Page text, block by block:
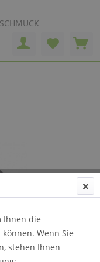
Ihnen die
Wenn Sie
stehen Ihnen